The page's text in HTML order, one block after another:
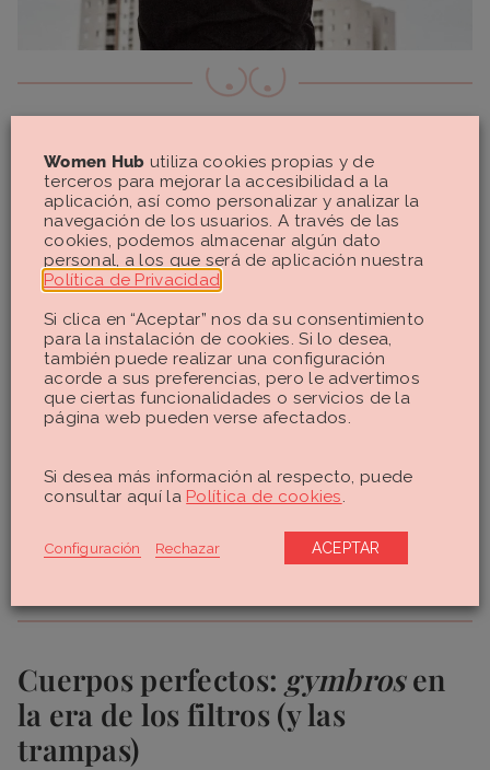
Señala Susan Sontag en un
ensayo publicado para la revista
Vogue en 1975 que “en inglés se
dice ‘a beautiful woman’, pero ‘a
handsome man’. ‘Handsome’ es el
equivalente masculino —y en
contra de— un cumplido que ha
acumulado ciertas connotaciones
degradantes, al ser exclusivo de
las mujeres. (…) Ser llamada
hermosa implica señalar algo
esencial del carácter y las
contrario de los hombres —cuya
esencia es ser fuertes, efectivos y
competentes.)”
Cuerpos perfectos: gymbrosen
la era de los filtros (y las
trampas)
Women Hub utiliza cookies propias y de
terceros para mejorar la accesibilidad a la
aplicación, así como personalizar y analizar la
navegación de los usuarios. A través de las
cookies, podemos almacenar algún dato
personal, a los que será de aplicación nuestra
Política de Privacidad
Si clica en “Aceptar” nos da su consentimiento
para la instalación de cookies. Si lo desea,
también puede realizar una configuración
acorde a sus preferencias, pero le advertimos
que ciertas funcionalidades o servicios de la
página web pueden verse afectados.
Si desea más información al respecto, puede
consultar aquí la Política de cookies.
Configuración Rechazar ACEPTAR